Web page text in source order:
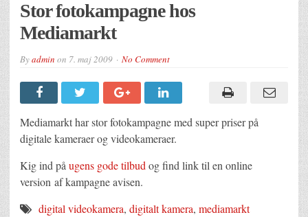
Stor fotokampagne hos
Mediamarkt
Byadmin on 7. maj 2009 No Comment
Mediamarkt har stor fotokampagne med super priser på
digitale kameraer og videokameraer.
Kig ind på ugens gode tilbud og find link til en online
version af kampagne avisen.
digital videokamera, digitalt kamera, mediamarkt